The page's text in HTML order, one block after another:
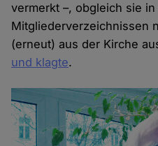
vermerkt –, obgleich sie
Mitgliederverzeichnissen
(erneut) aus der Kirche
und klagte.